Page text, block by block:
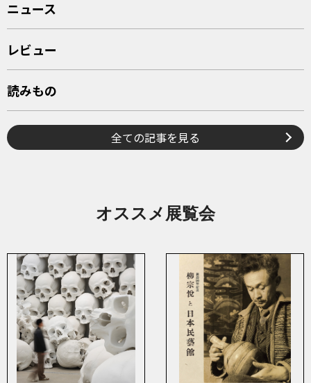
ニュース
レビュー
読みもの
全ての記事を見る
オススメ展覧会